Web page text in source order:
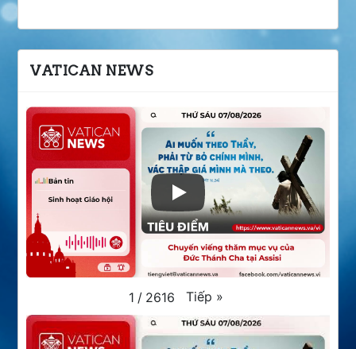
VATICAN NEWS
1 / 2616 Tiếp »